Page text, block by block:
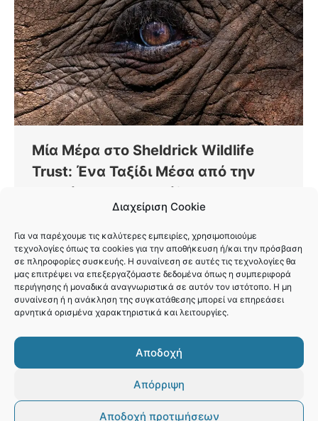
Διαχείριση Cookie
Για να παρέχουμε τις καλύτερες εμπειρίες, χρησιμοποιούμε
τεχνολογίες όπως τα cookies για την αποθήκευση ή/και την πρόσβαση
σε πληροφορίες συσκευής. Η συναίνεση σε αυτές τις τεχνολογίες θα
μας επιτρέψει να επεξεργαζόμαστε δεδομένα όπως η συμπεριφορά
περιήγησης ή μοναδικά αναγνωριστικά σε αυτόν τον ιστότοπο. Η μη
συναίνεση ή η ανάκληση της συγκατάθεσης μπορεί να επηρεάσει
αρνητικά ορισμένα χαρακτηριστικά και λειτουργίες.
Αποδοχή
Απόρριψη
Αποδοχή προτιμήσεων
Μία Μέρα στο Sheldrick Wildlife
Trust: Ένα Ταξίδι Μέσα από την
Ιστορία και την Ελπίδα
Αν βρεθείτε ποτέ στην Κένυα, πρέπει να
επισκεφθείτε το Sheldrick Wildlife Trust. Δεν
είναι απλώς ένα καταφύγιο. είναι μια ζωντανή
απόδειξη της ελπίδας, της ανθεκτικότητας και
του άρρηκτου δεσμού μεταξύ των ανθρώπων